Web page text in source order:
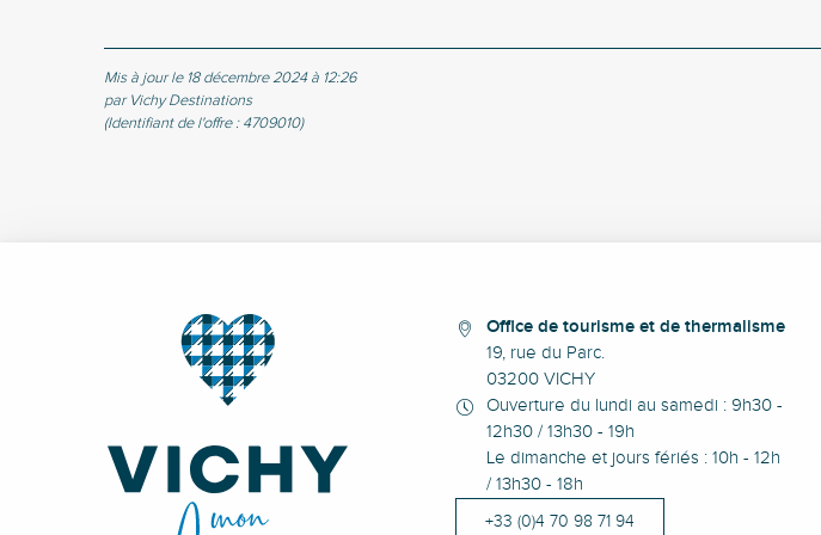
Mis à jour le 18 décembre 2024 à 12:26
par Vichy Destinations
(Identifiant de l'offre : 4709010)
Office de tourisme et de thermalisme
19, rue du Parc.
03200 VICHY
Ouverture du lundi au samedi : 9h30 -
12h30 / 13h30 - 19h
Le dimanche et jours fériés : 10h - 12h
/ 13h30 - 18h
+33 (0)4 70 98 71 94